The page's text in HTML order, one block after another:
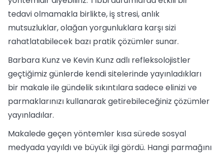
tedavi olmamakla birlikte, iş stresi, anlık
mutsuzluklar, olağan yorgunluklara karşı sizi
rahatlatabilecek bazı pratik çözümler sunar.
Barbara Kunz ve Kevin Kunz adlı refleksolojistler
geçtiğimiz günlerde kendi sitelerinde yayınladıkları
bir makale ile gündelik sıkıntılara sadece elinizi ve
parmaklarınızı kullanarak getirebileceğiniz çözümler
yayınladılar.
Makalede geçen yöntemler kısa sürede sosyal
medyada yayıldı ve büyük ilgi gördü. Hangi parmağını